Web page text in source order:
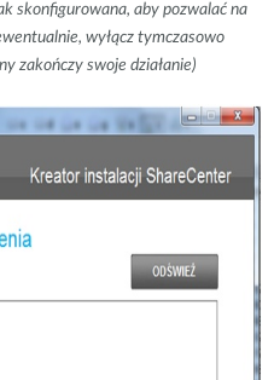
skonfigurowana, aby pozwalać na
wyłącz tymczasowo
zakończy swoje działanie)